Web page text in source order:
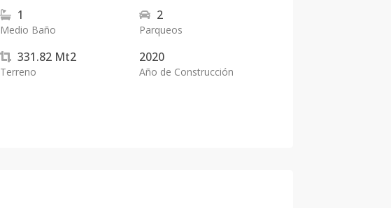
1
Medio Baño
2
Parqueos
331.82 Mt2
Terreno
2020
Año de Construcción